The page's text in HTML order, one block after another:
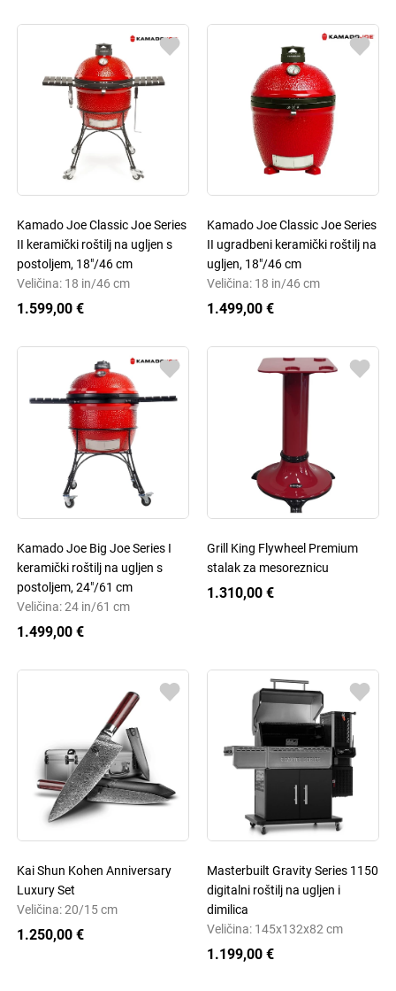
Kamado Joe Classic Joe Series
II keramički roštilj na ugljen s
postoljem, 18"/46 cm
Veličina: 18 in/46 cm
1.599,00 €
Kamado Joe Classic Joe Series
II ugradbeni keramički roštilj na
ugljen, 18"/46 cm
Veličina: 18 in/46 cm
1.499,00 €
Kamado Joe Big Joe Series I
keramički roštilj na ugljen s
postoljem, 24"/61 cm
Veličina: 24 in/61 cm
1.499,00 €
Grill King Flywheel Premium
stalak za mesoreznicu
1.310,00 €
Kai Shun Kohen Anniversary
Luxury Set
Veličina: 20/15 cm
1.250,00 €
Masterbuilt Gravity Series 1150
digitalni roštilj na ugljen i
dimilica
Veličina: 145x132x82 cm
1.199,00 €